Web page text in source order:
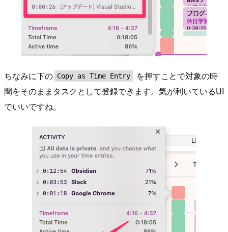
ちなみに下の Copy as Time Entry
を押すことで対象の時
間をそのままタスクとして登録できます。気が利いているUI
でいいですね。